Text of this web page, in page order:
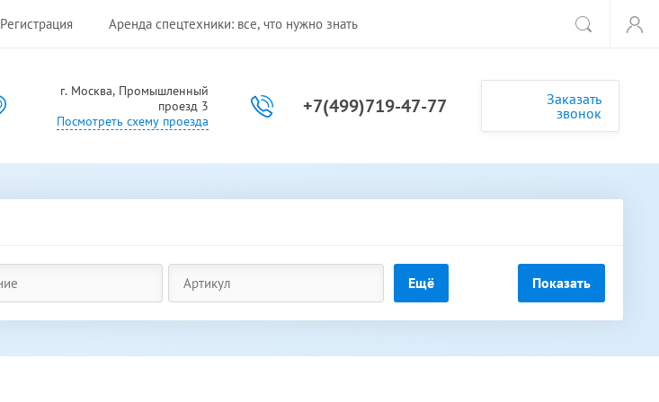
Регистрация Аренда спецтехники: все, что нужно знать
г. Москва, Промышленный
проезд 3
Посмотреть схему проезда
+7(499)719-47-77
Заказать
звонок
Ещё Показать